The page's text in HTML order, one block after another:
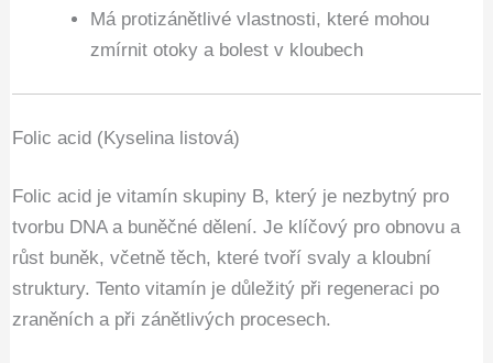
Má protizánětlivé vlastnosti, které mohou
zmírnit otoky a bolest v kloubech
Folic acid (Kyselina listová)
Folic acid je vitamín skupiny B, který je nezbytný pro
tvorbu DNA a buněčné dělení. Je klíčový pro obnovu a
růst buněk, včetně těch, které tvoří svaly a kloubní
struktury. Tento vitamín je důležitý při regeneraci po
zraněních a při zánětlivých procesech.